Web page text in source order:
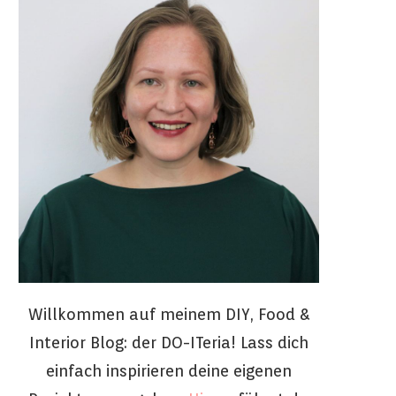
Willkommen auf meinem DIY, Food &
Interior Blog: der DO-ITeria! Lass dich
einfach inspirieren deine eigenen